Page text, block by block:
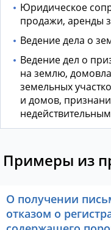
Юридическое
продажи, аренды
Ведение дела о
Ведение дел о
на землю,
земельных
и домов,
Примеры из
О получении
отказом о